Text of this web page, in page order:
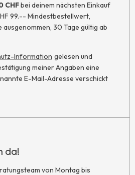
CHFbei deinem nächsten Einkauf
99.-- Mindestbestellwert,
30 Tage gültig ab
Information gelesen und
meiner Angaben eine
E-Mail-Adresse verschickt
da!
von Montag bis